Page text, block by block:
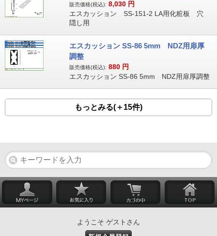
販売価格(税込): 8,030 円
エスカッション SS-151-2 LA用化粧板 穴
隠し用
エスカッション SS-86 5mm NDZ用扉厚
調整
販売価格(税込): 880 円
エスカッション SS-86 5mm NDZ用扉厚調整
もっとみる(＋15件)
ようこそ ゲストさん